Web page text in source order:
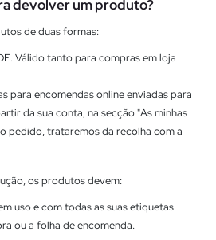
devolver um produto?
de duas formas:
Válido tanto para compras em loja
para encomendas online enviadas para
da sua conta, na secção "As minhas
pedido, trataremos da recolha com a
os produtos devem:
uso e com todas as suas etiquetas.
ou a folha de encomenda.